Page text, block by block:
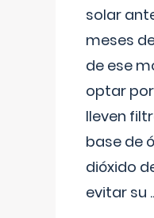
solar
meses
de ese
optar
lleven
base de
dióxido
evitar su